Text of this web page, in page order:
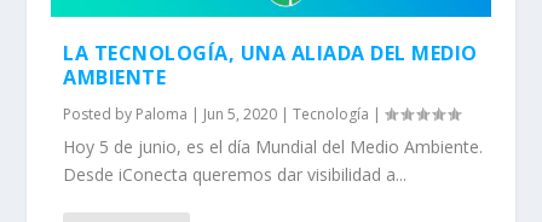
LA TECNOLOGÍA, UNA ALIADA DEL MEDIO
AMBIENTE
Posted by Paloma | Jun 5, 2020 |Tecnología |
Hoy 5 de junio, es el día Mundial del Medio Ambiente.
Desde iConecta queremos dar visibilidad a...